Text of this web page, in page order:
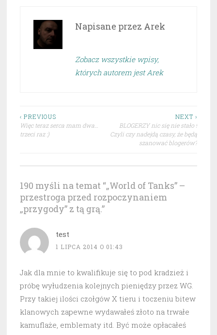
Napisane przez Arek
Zobacz wszystkie wpisy,
których autorem jest Arek
Nawigacja
wpisu
‹ PREVIOUS
Więc teraz serca mam dwa…
trzeci raz :)
NEXT ›
BLOGERZY nic się nie stało !
Czyli czy nadejdą czasy, że będą
szanować blogerów?
190 myśli na temat “„World of Tanks” –
przestroga przed rozpoczynaniem
„przygody” z tą grą.”
test
1 LIPCA 2014 O 01:43
Jak dla mnie to kwalifikuje się to pod kradzież i
próbę wyłudzenia kolejnych pieniędzy przez WG.
Przy takiej ilości czołgów X tieru i toczeniu bitew
klanowych zapewne wydawałeś złoto na trwałe
kamuflaże, emblematy itd. Być może opłacałeś